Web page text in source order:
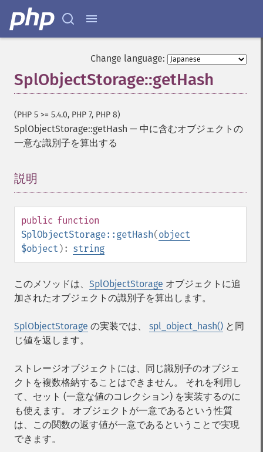
Change language:
SplObjectStorage::getHash
(PHP 5 >= 5.4.0, PHP 7, PHP 8)
SplObjectStorage::getHash — 中に含むオブジェクトの
一意な識別子を算出する
説明
public function
SplObjectStorage::getHash(object
$object ): string
このメソッドは、 SplObjectStorage オブジェクトに追
加されたオブジェクトの識別子を算出します。
SplObjectStorage の実装では、 spl_object_hash() と同
じ値を返します。
ストレージオブジェクトには、同じ識別子のオブジェ
クトを複数格納することはできません。 それを利用し
て、セット (一意な値のコレクション) を実装するのに
も使えます。 オブジェクトが一意であるという性質
は、この関数の返す値が一意であるということで実現
できます。